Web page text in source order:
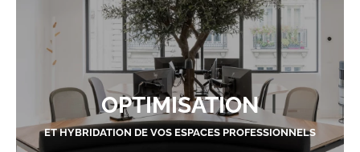
OPTIMISATION
ET HYBRIDATION DE VOS ESPACES PROFESSIONNELS